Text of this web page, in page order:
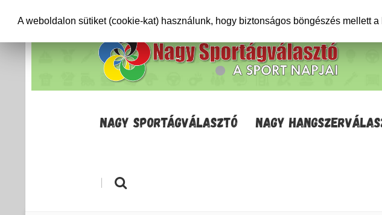
NAGY SPORTÁGVÁLASZTÓ NAGY
|
A weboldalon sütiket (cookie-kat) használunk, hogy biztonságos böngészés mellett